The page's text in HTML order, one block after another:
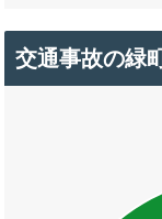
交通事故の緑